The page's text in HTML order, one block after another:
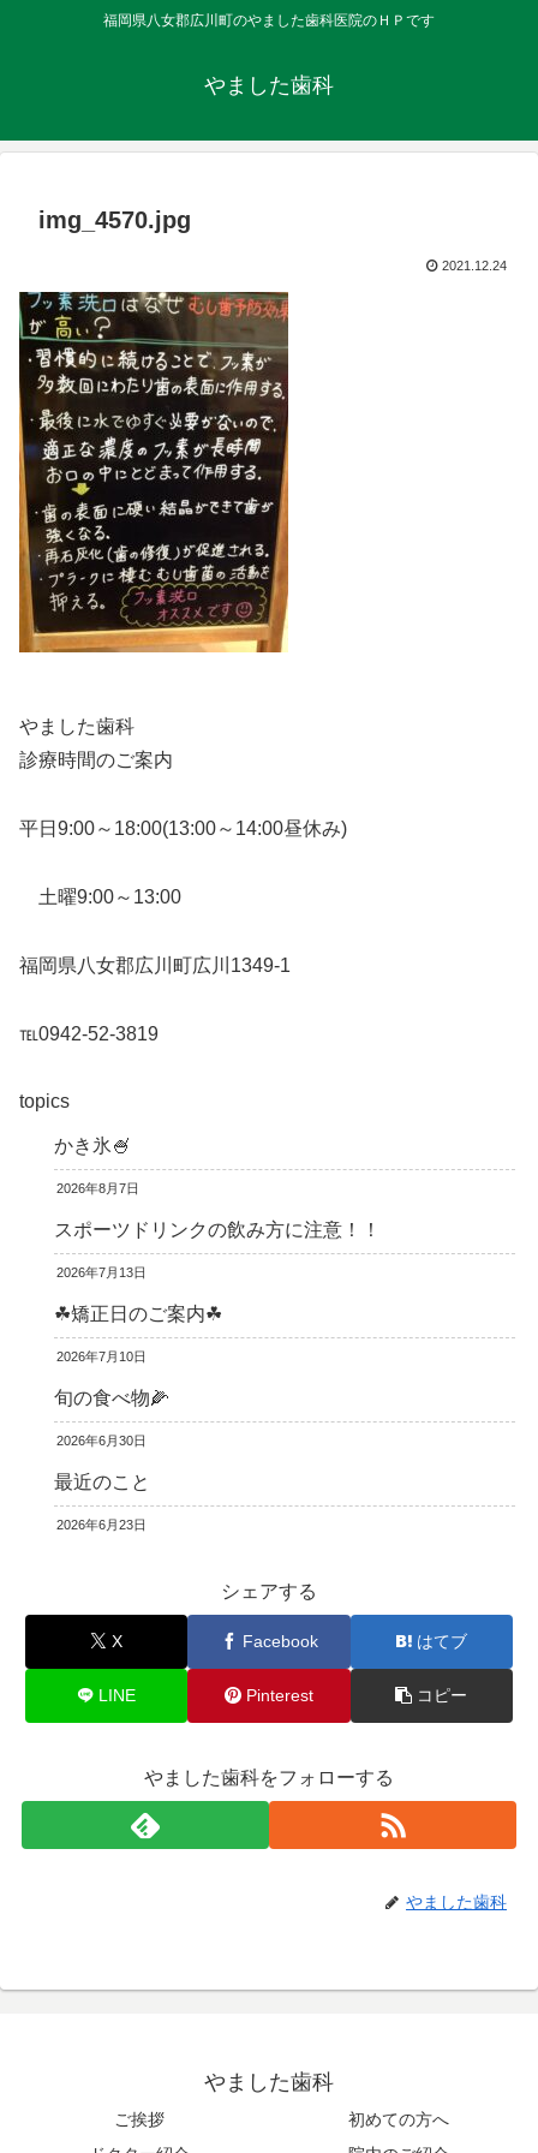
福岡県八女郡広川町のやました歯科医院のＨＰです
やました歯科
img_4570.jpg
2021.12.24
やました歯科
診療時間のご案内
平日9:00～18:00(13:00～14:00昼休み)
土曜9:00～13:00
福岡県八女郡広川町広川1349-1
℡0942-52-3819
topics
かき氷🍧
2026年8月7日
スポーツドリンクの飲み方に注意！！
2026年7月13日
☘矯正日のご案内☘
2026年7月10日
旬の食べ物🌽
2026年6月30日
最近のこと
2026年6月23日
シェアする
X Facebook はてブ
LINE Pinterest コピー
やました歯科をフォローする
やました歯科
やました歯科
ご挨拶
初めての方へ